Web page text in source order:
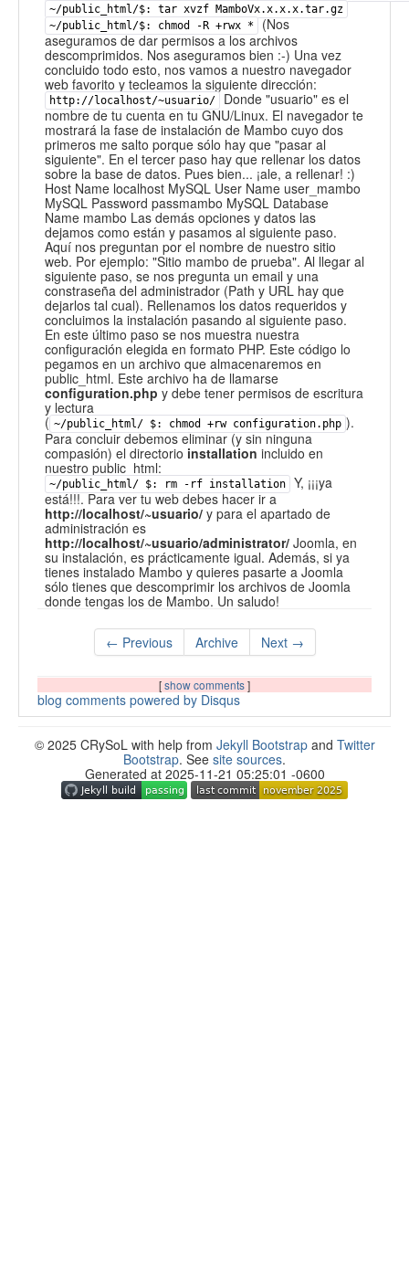
~/public_html/$: tar xvzf MamboVx.x.x.x.tar.gz
~/public_html/$: chmod -R +rwx * (Nos
aseguramos de dar permisos a los archivos
descomprimidos. Nos aseguramos bien :-) Una vez
concluido todo esto, nos vamos a nuestro navegador
web favorito y tecleamos la siguiente dirección:
http://localhost/~usuario/
Donde "usuario" es el
nombre de tu cuenta en tu GNU/Linux. El navegador te
mostrará la fase de instalación de Mambo cuyo dos
primeros me salto porque sólo hay que "pasar al
siguiente". En el tercer paso hay que rellenar los datos
sobre la base de datos. Pues bien... ¡ale, a rellenar! :)
Host Name localhost MySQL User Name user_mambo
MySQL Password passmambo MySQL Database
Name mambo Las demás opciones y datos las
dejamos como están y pasamos al siguiente paso.
Aquí nos preguntan por el nombre de nuestro sitio
web. Por ejemplo: "Sitio mambo de prueba". Al llegar al
siguiente paso, se nos pregunta un email y una
constraseña del administrador (Path y URL hay que
dejarlos tal cual). Rellenamos los datos requeridos y
concluimos la instalación pasando al siguiente paso.
En este último paso se nos muestra nuestra
configuración elegida en formato PHP. Este código lo
pegamos en un archivo que almacenaremos en
public_html. Este archivo ha de llamarse
configuration.php y debe tener permisos de escritura
y lectura
( ~/public_html/ $: chmod +rw configuration.php ).
Para concluir debemos eliminar (y sin ninguna
compasión) el directorio installation incluido en
nuestro public_html:
~/public_html/ $: rm -rf installation
Y, ¡¡¡ya
está!!!. Para ver tu web debes hacer ir a
http://localhost/~usuario/ y para el apartado de
administración es
http://localhost/~usuario/administrator/ Joomla, en
su instalación, es prácticamente igual. Además, si ya
tienes instalado Mambo y quieres pasarte a Joomla
sólo tienes que descomprimir los archivos de Joomla
donde tengas los de Mambo. Un saludo!
← Previous Archive Next →
[show comments]
blog comments powered by Disqus
© 2025 CRySoL with help from Jekyll Bootstrapand Twitter
Bootstrap. See site sources.
Generated at 2025-11-21 05:25:01 -0600